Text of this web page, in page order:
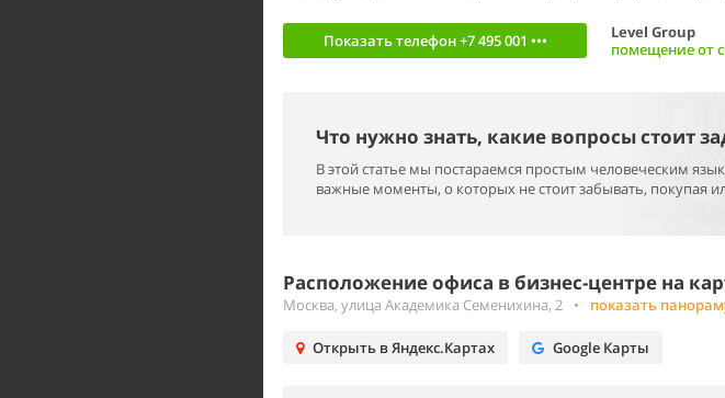
Показать телефон+7 495 001 •••
Level Group
помещение от
Что нужно знать, какие вопросы стоит
В этой статье мы постараемся простым человеческим
важные моменты, о которых не стоит забывать, покупая
Расположение офиса в бизнес-центре на
Москва, улица Академика Семенихина, 2 • показать
Открыть в Яндекс.Картах Google Карты